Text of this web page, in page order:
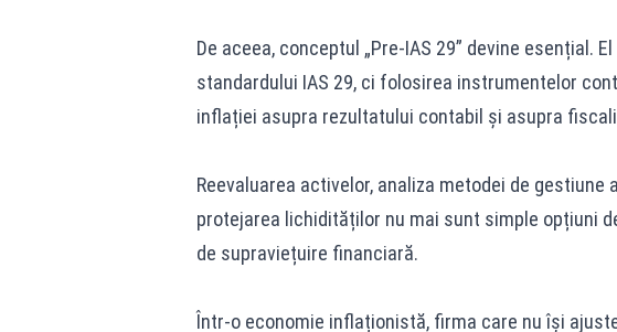
De aceea, conceptul „Pre-IAS 29” devine esențial.
standardului IAS 29, ci folosirea instrumentelor
inflației asupra rezultatului contabil și asupra
Reevaluarea activelor, analiza metodei de
protejarea lichidităților nu mai sunt simple opțiuni
de supraviețuire financiară.
Într-o economie inflaționistă, firma care nu își